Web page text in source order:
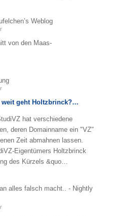
Weblog
von den Maas-
weit geht Holtzbrinck?…
hat verschiedene
deren Domainname ein "VZ"
Zeit abmahnen lassen.
Eigentümers Holtzbrinck
des Kürzels &quo…
alles falsch macht.. - Nightly